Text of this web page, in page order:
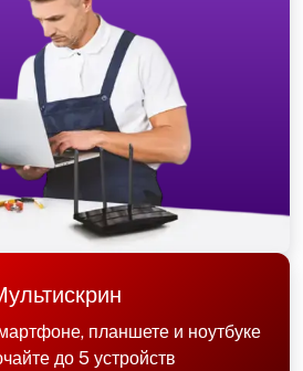
планшете и ноутбуке
до 5 устройств